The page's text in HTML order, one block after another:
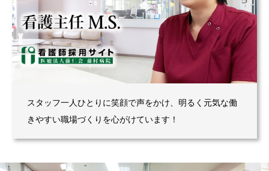
スタッフ一人ひとりに笑顔で声をかけ、明るく元気な働
きやすい職場づくりを心がけています！